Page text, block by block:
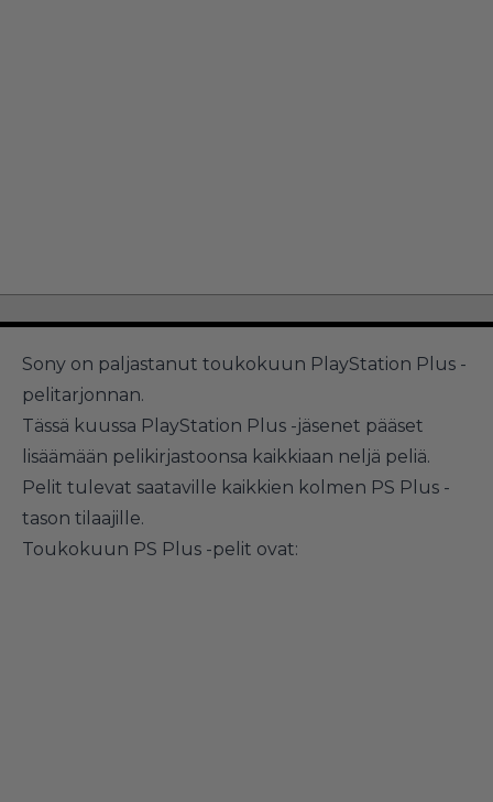
Sony on paljastanut toukokuun PlayStation Plus -
pelitarjonnan.
Tässä kuussa PlayStation Plus -jäsenet pääset
lisäämään pelikirjastoonsa kaikkiaan neljä peliä.
Pelit tulevat saataville kaikkien kolmen PS Plus -
tason tilaajille.
Toukokuun PS Plus -pelit ovat: